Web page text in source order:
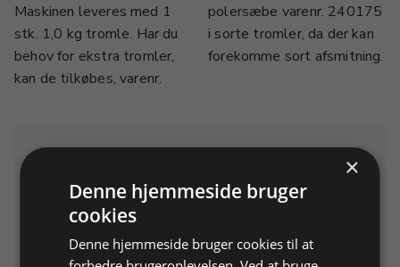
Maskinen leveres med 1
stk. 1,0 kg tromle. Har du
behov for ekstra tromler,
kan de tilkøbes, varenr.
polersæbe varenr. 240175
i sorte tromler, da der kan
forekomme sort afsmitning.
Relaterede produkter ×
Denne hjemmeside bruger
cookies
Denne hjemmeside bruger cookies til at